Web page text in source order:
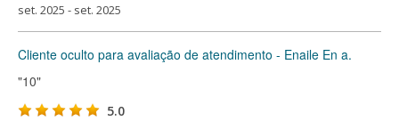
set. 2025 - set. 2025
Cliente oculto para avaliação de atendimento - Enaile En a.
"10"
5.0